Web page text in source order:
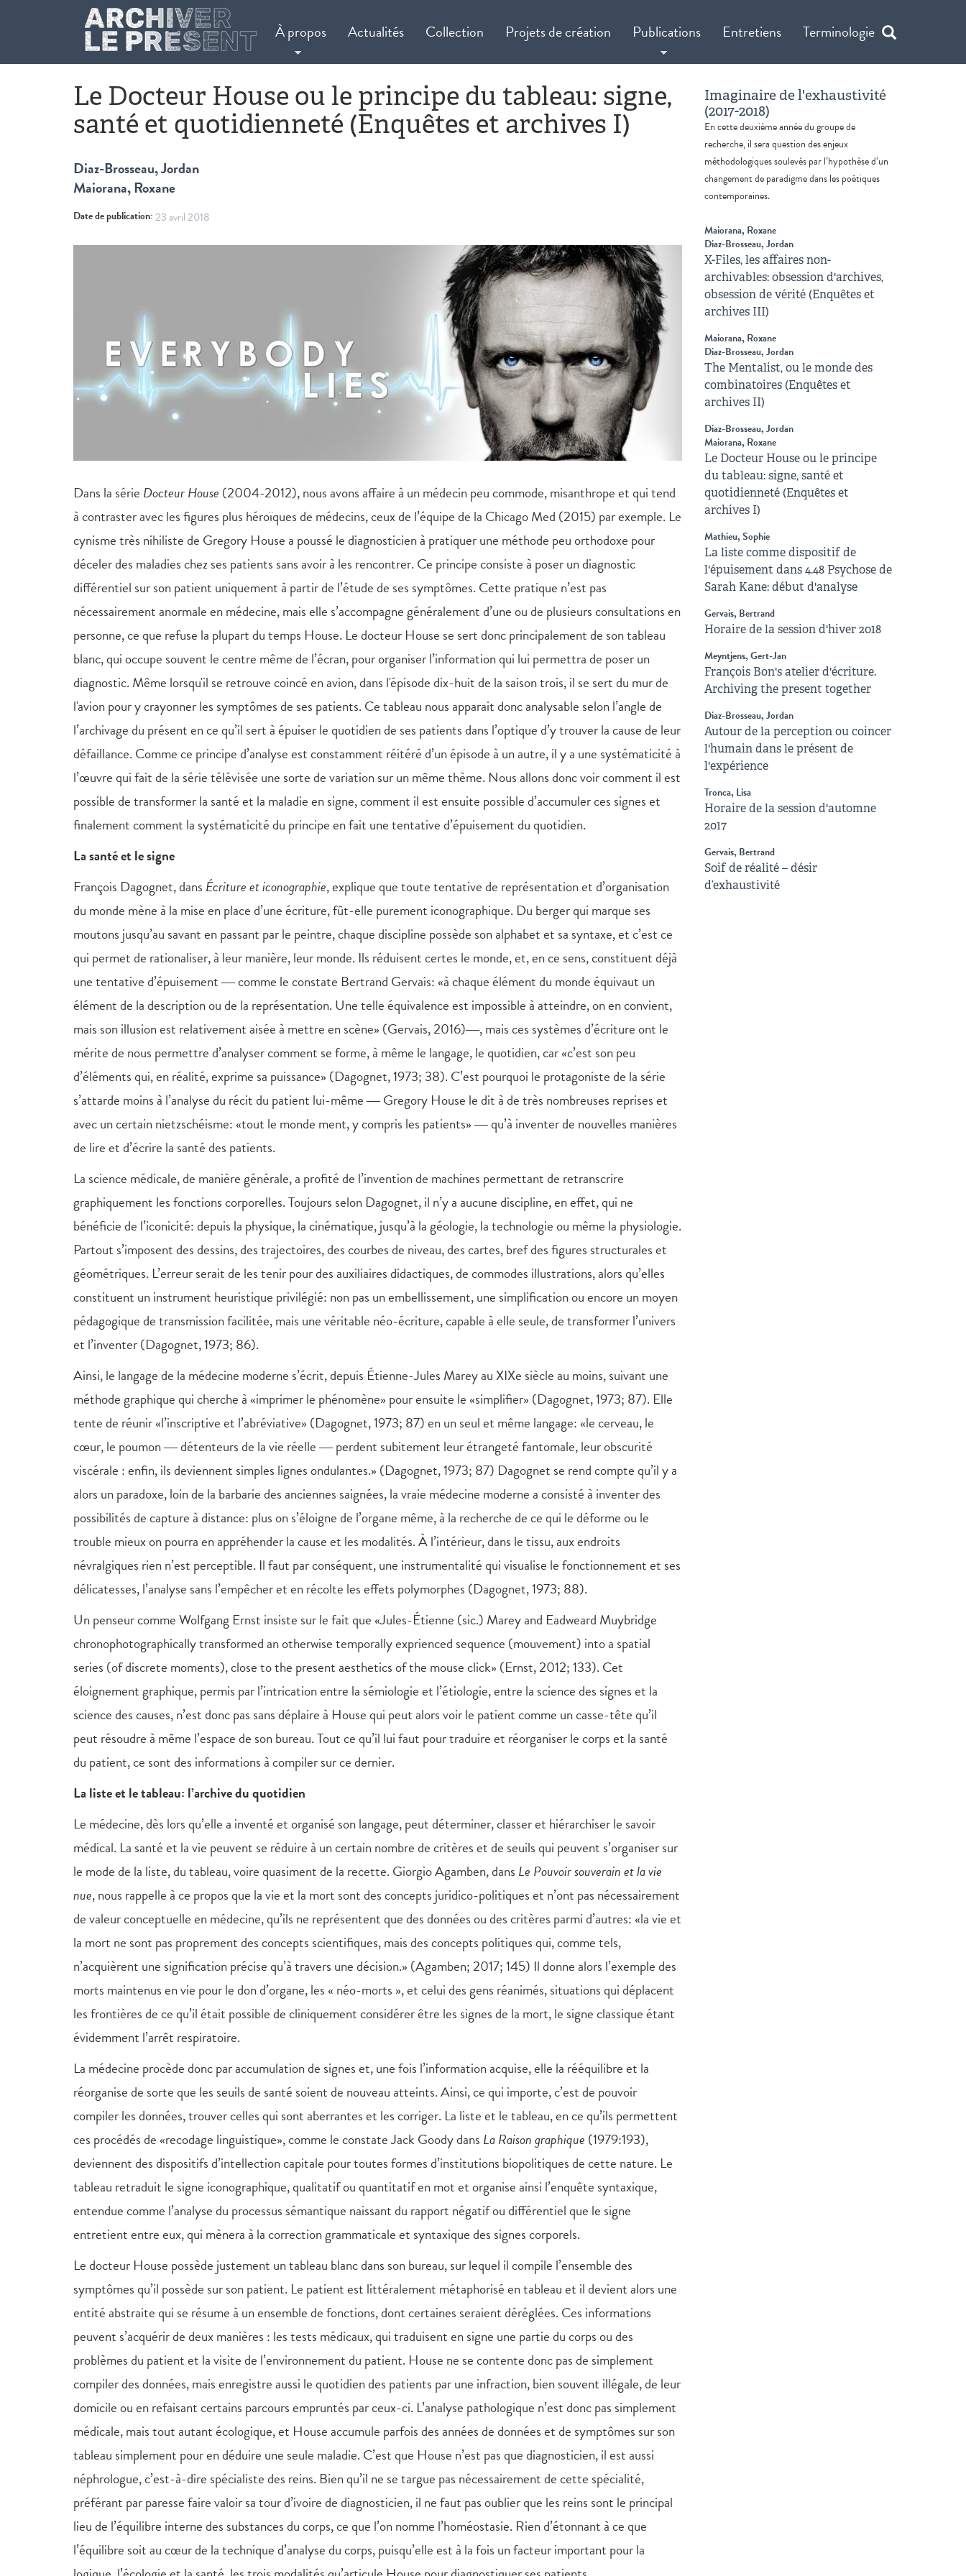
Aller au contenu principal
À propos Actualités Collection Projets de création Publications Entretiens Terminologie
Le Docteur House ou le principe du tableau: signe,
santé et quotidienneté (Enquêtes et archives I)
Diaz-Brosseau, Jordan
Maiorana, Roxane
Date de publication:23 avril 2018
Dans la série Docteur House (2004-2012), nous avons affaire à un médecin peu commode, misanthrope et qui tend
à contraster avec les figures plus héroïques de médecins, ceux de l’équipe de la Chicago Med (2015) par exemple. Le
cynisme très nihiliste de Gregory House a poussé le diagnosticien à pratiquer une méthode peu orthodoxe pour
déceler des maladies chez ses patients sans avoir à les rencontrer. Ce principe consiste à poser un diagnostic
différentiel sur son patient uniquement à partir de l’étude de ses symptômes. Cette pratique n’est pas
nécessairement anormale en médecine, mais elle s’accompagne généralement d’une ou de plusieurs consultations en
personne, ce que refuse la plupart du temps House. Le docteur House se sert donc principalement de son tableau
blanc, qui occupe souvent le centre même de l’écran, pour organiser l’information qui lui permettra de poser un
diagnostic. Même lorsqu'il se retrouve coincé en avion, dans l'épisode dix-huit de la saison trois, il se sert du mur de
l'avion pour y crayonner les symptômes de ses patients. Ce tableau nous apparait donc analysable selon l’angle de
l’archivage du présent en ce qu’il sert à épuiser le quotidien de ses patients dans l’optique d’y trouver la cause de leur
défaillance. Comme ce principe d’analyse est constamment réitéré d’un épisode à un autre, il y a une systématicité à
l’œuvre qui fait de la série télévisée une sorte de variation sur un même thème. Nous allons donc voir comment il est
possible de transformer la santé et la maladie en signe, comment il est ensuite possible d’accumuler ces signes et
finalement comment la systématicité du principe en fait une tentative d’épuisement du quotidien.
La santé et le signe
François Dagognet, dans Écriture et iconographie, explique que toute tentative de représentation et d’organisation
du monde mène à la mise en place d’une écriture, fût-elle purement iconographique. Du berger qui marque ses
moutons jusqu’au savant en passant par le peintre, chaque discipline possède son alphabet et sa syntaxe, et c’est ce
qui permet de rationaliser, à leur manière, leur monde. Ils réduisent certes le monde, et, en ce sens, constituent déjà
une tentative d’épuisement ― comme le constate Bertrand Gervais: «à chaque élément du monde équivaut un
élément de la description ou de la représentation. Une telle équivalence est impossible à atteindre, on en convient,
mais son illusion est relativement aisée à mettre en scène» (Gervais, 2016)―, mais ces systèmes d’écriture ont le
mérite de nous permettre d’analyser comment se forme, à même le langage, le quotidien, car «c’est son peu
d’éléments qui, en réalité, exprime sa puissance» (Dagognet, 1973; 38). C’est pourquoi le protagoniste de la série
s’attarde moins à l’analyse du récit du patient lui-même ― Gregory House le dit à de très nombreuses reprises et
avec un certain nietzschéisme: «tout le monde ment, y compris les patients» ― qu’à inventer de nouvelles manières
de lire et d’écrire la santé des patients.
La science médicale, de manière générale, a profité de l’invention de machines permettant de retranscrire
graphiquement les fonctions corporelles. Toujours selon Dagognet, il n’y a aucune discipline, en effet, qui ne
bénéficie de l’iconicité: depuis la physique, la cinématique, jusqu’à la géologie, la technologie ou même la physiologie.
Partout s’imposent des dessins, des trajectoires, des courbes de niveau, des cartes, bref des figures structurales et
géométriques. L’erreur serait de les tenir pour des auxiliaires didactiques, de commodes illustrations, alors qu’elles
constituent un instrument heuristique privilégié: non pas un embellissement, une simplification ou encore un moyen
pédagogique de transmission facilitée, mais une véritable néo-écriture, capable à elle seule, de transformer l’univers
et l’inventer (Dagognet, 1973; 86).
Ainsi, le langage de la médecine moderne s’écrit, depuis Étienne-Jules Marey au XIXe siècle au moins, suivant une
méthode graphique qui cherche à «imprimer le phénomène» pour ensuite le «simplifier» (Dagognet, 1973; 87). Elle
tente de réunir «l’inscriptive et l’abréviative» (Dagognet, 1973; 87) en un seul et même langage: «le cerveau, le
cœur, le poumon ― détenteurs de la vie réelle ― perdent subitement leur étrangeté fantomale, leur obscurité
viscérale : enfin, ils deviennent simples lignes ondulantes.» (Dagognet, 1973; 87) Dagognet se rend compte qu’il y a
alors un paradoxe, loin de la barbarie des anciennes saignées, la vraie médecine moderne a consisté à inventer des
possibilités de capture à distance: plus on s’éloigne de l’organe même, à la recherche de ce qui le déforme ou le
trouble mieux on pourra en appréhender la cause et les modalités. À l’intérieur, dans le tissu, aux endroits
névralgiques rien n’est perceptible. Il faut par conséquent, une instrumentalité qui visualise le fonctionnement et ses
délicatesses, l’analyse sans l’empêcher et en récolte les effets polymorphes (Dagognet, 1973; 88).
Un penseur comme Wolfgang Ernst insiste sur le fait que «Jules-Étienne (sic.) Marey and Eadweard Muybridge
chronophotographically transformed an otherwise temporally exprienced sequence (mouvement) into a spatial
series (of discrete moments), close to the present aesthetics of the mouse click» (Ernst, 2012; 133). Cet
éloignement graphique, permis par l’intrication entre la sémiologie et l’étiologie, entre la science des signes et la
science des causes, n’est donc pas sans déplaire à House qui peut alors voir le patient comme un casse-tête qu’il
peut résoudre à même l’espace de son bureau. Tout ce qu’il lui faut pour traduire et réorganiser le corps et la santé
du patient, ce sont des informations à compiler sur ce dernier.
La liste et le tableau: l’archive du quotidien
Le médecine, dès lors qu’elle a inventé et organisé son langage, peut déterminer, classer et hiérarchiser le savoir
médical. La santé et la vie peuvent se réduire à un certain nombre de critères et de seuils qui peuvent s’organiser sur
le mode de la liste, du tableau, voire quasiment de la recette. Giorgio Agamben, dans Le Pouvoir souverain et la vie
nue, nous rappelle à ce propos que la vie et la mort sont des concepts juridico-politiques et n’ont pas nécessairement
de valeur conceptuelle en médecine, qu’ils ne représentent que des données ou des critères parmi d’autres: «la vie et
la mort ne sont pas proprement des concepts scientifiques, mais des concepts politiques qui, comme tels,
n’acquièrent une signification précise qu’à travers une décision.» (Agamben; 2017; 145) Il donne alors l’exemple des
morts maintenus en vie pour le don d’organe, les « néo-morts », et celui des gens réanimés, situations qui déplacent
les frontières de ce qu’il était possible de cliniquement considérer être les signes de la mort, le signe classique étant
évidemment l’arrêt respiratoire.
La médecine procède donc par accumulation de signes et, une fois l’information acquise, elle la rééquilibre et la
réorganise de sorte que les seuils de santé soient de nouveau atteints. Ainsi, ce qui importe, c’est de pouvoir
compiler les données, trouver celles qui sont aberrantes et les corriger. La liste et le tableau, en ce qu’ils permettent
ces procédés de «recodage linguistique», comme le constate Jack Goody dans La Raison graphique (1979:193),
deviennent des dispositifs d’intellection capitale pour toutes formes d’institutions biopolitiques de cette nature. Le
tableau retraduit le signe iconographique, qualitatif ou quantitatif en mot et organise ainsi l’enquête syntaxique,
entendue comme l’analyse du processus sémantique naissant du rapport négatif ou différentiel que le signe
entretient entre eux, qui mènera à la correction grammaticale et syntaxique des signes corporels.
Le docteur House possède justement un tableau blanc dans son bureau, sur lequel il compile l’ensemble des
symptômes qu’il possède sur son patient. Le patient est littéralement métaphorisé en tableau et il devient alors une
entité abstraite qui se résume à un ensemble de fonctions, dont certaines seraient déréglées. Ces informations
peuvent s’acquérir de deux manières : les tests médicaux, qui traduisent en signe une partie du corps ou des
problèmes du patient et la visite de l’environnement du patient. House ne se contente donc pas de simplement
compiler des données, mais enregistre aussi le quotidien des patients par une infraction, bien souvent illégale, de leur
domicile ou en refaisant certains parcours empruntés par ceux-ci. L’analyse pathologique n’est donc pas simplement
médicale, mais tout autant écologique, et House accumule parfois des années de données et de symptômes sur son
tableau simplement pour en déduire une seule maladie. C’est que House n’est pas que diagnosticien, il est aussi
néphrologue, c’est-à-dire spécialiste des reins. Bien qu’il ne se targue pas nécessairement de cette spécialité,
préférant par paresse faire valoir sa tour d’ivoire de diagnosticien, il ne faut pas oublier que les reins sont le principal
lieu de l’équilibre interne des substances du corps, ce que l’on nomme l’homéostasie. Rien d’étonnant à ce que
l’équilibre soit au cœur de la technique d’analyse du corps, puisqu’elle est à la fois un facteur important pour la
Imaginaire de l'exhaustivité
(2017-2018)
En cette deuxième année du groupe de
recherche, il sera question des enjeux
méthodologiques soulevés par l’hypothèse d’un
changement de paradigme dans les poétiques
contemporaines.
Maiorana, Roxane
Diaz-Brosseau, Jordan
X-Files, les affaires non-
archivables: obsession d'archives,
obsession de vérité (Enquêtes et
archives III)
Maiorana, Roxane
Diaz-Brosseau, Jordan
The Mentalist, ou le monde des
combinatoires (Enquêtes et
archives II)
Diaz-Brosseau, Jordan
Maiorana, Roxane
Le Docteur House ou le principe
du tableau: signe, santé et
quotidienneté (Enquêtes et
archives I)
Mathieu, Sophie
La liste comme dispositif de
l'épuisement dans 4.48 Psychose de
Sarah Kane: début d'analyse
Gervais, Bertrand
Horaire de la session d'hiver 2018
Meyntjens, Gert-Jan
François Bon's atelier d'écriture.
Archiving the present together
Diaz-Brosseau, Jordan
Autour de la perception ou coincer
l'humain dans le présent de
l'expérience
Tronca, Lisa
Horaire de la session d'automne
2017
Gervais, Bertrand
Soif de réalité – désir
d’exhaustivité